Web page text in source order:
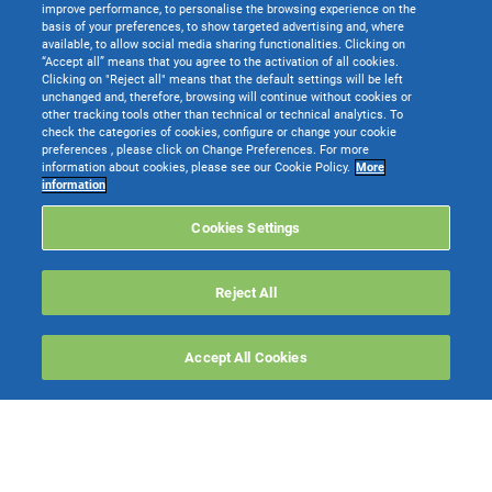
Email*
Partita IVA*
Ragione Sociale*
improve performance, to personalise the browsing experience on the
basis of your preferences, to show targeted advertising and, where
available, to allow social media sharing functionalities. Clicking on
“Accept all” means that you agree to the activation of all cookies.
Clicking on "Reject all" means that the default settings will be left
unchanged and, therefore, browsing will continue without cookies or
other tracking tools other than technical or technical analytics. To
check the categories of cookies, configure or change your cookie
preferences , please click on Change Preferences. For more
information about cookies, please see our Cookie Policy. More
information
Cookies Settings
Reject All
Accept All Cookies